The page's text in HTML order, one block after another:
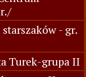
- gr.
Turek-grupa II